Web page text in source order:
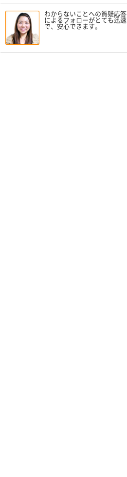
わからないことへの質疑応答
によるフォローがとても迅速
で、安心できます。